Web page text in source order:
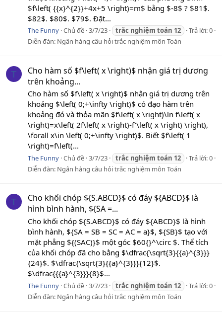
$f\left( {{x}^{2}}+4x+5 \right)=m$ bằng $-8$ ? $81$.
$82$. $80$. $79$. Đặt...
The Funny Chủ đề 3/7/23 trắc nghiệm toán 12
Trả lời: 0
Diễn đàn: Ngân hàng câu hỏi trắc nghiệm môn Toán
T
Cho hàm số $f\left( x \right)$ nhận giá trị dương
trên khoảng...
Cho hàm số $f\left( x \right)$ nhận giá trị dương trên
khoảng $\left( 0;+\infty \right)$ có đạo hàm trên
khoảng đó và thỏa mãn $f\left( x \right)\ln f\left( x
\right)=x\left( 2f\left( x \right)-f'\left( x \right) \right),
\forall x\in \left( 0;+\infty \right)$. Biết $f\left( 1
\right)=f\left(...
The Funny Chủ đề 3/7/23 trắc nghiệm toán 12
Trả lời: 0
Diễn đàn: Ngân hàng câu hỏi trắc nghiệm môn Toán
T
Cho khối chóp ${S.ABCD}$ có đáy ${ABCD}$ là
hình bình hành, ${SA =...
Cho khối chóp ${S.ABCD}$ có đáy ${ABCD}$ là hình
bình hành, ${SA = SB = SC = AC = a}$, ${SB}$ tạo với
mặt phẳng ${(SAC)}$ một góc $60{}^\circ $. Thể tích
của khối chóp đã cho bằng $\dfrac{\sqrt{3}{{a}^{3}}}
{24}$. $\dfrac{\sqrt{3}{{a}^{3}}}{12}$.
$\dfrac{{{a}^{3}}}{8}$...
The Funny Chủ đề 3/7/23 trắc nghiệm toán 12
Trả lời: 0
Diễn đàn: Ngân hàng câu hỏi trắc nghiệm môn Toán